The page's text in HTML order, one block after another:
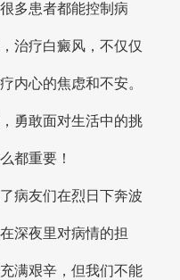
多患者都能控制病
治疗白癜风，不仅仅
内心的焦虑和不安。
勇敢面对生活中的挑
都重要！
病友们在烈日下奔波
深夜里对病情的担
满艰辛，但我们不能